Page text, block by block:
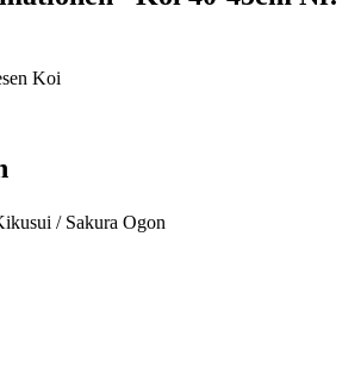
Koi
/ Sakura Ogon